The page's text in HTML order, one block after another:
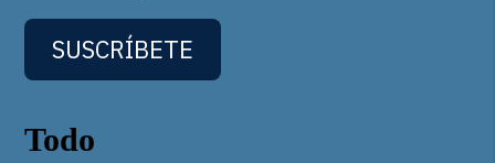
Todo
SUSCRÍBETE